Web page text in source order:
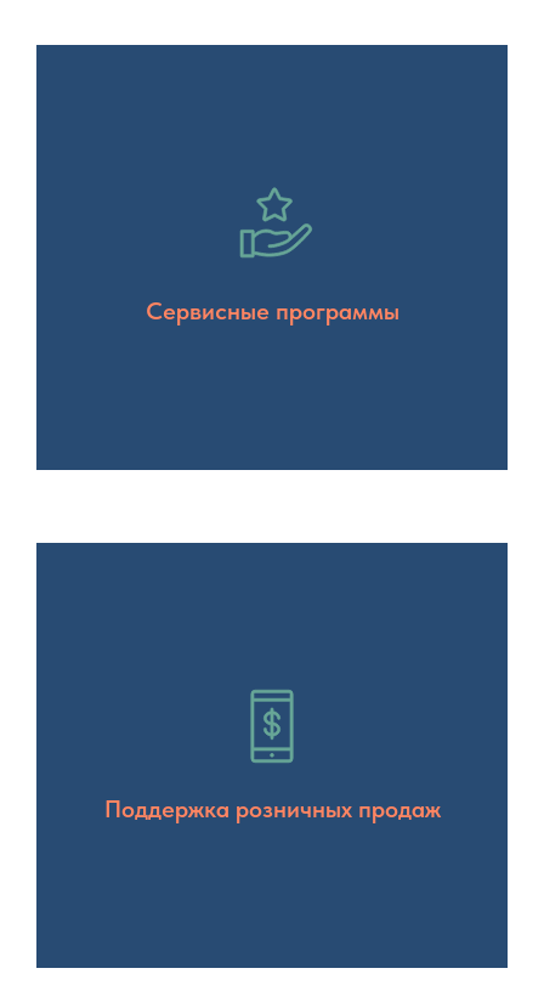
Сервисные программы
Поддержка розничных продаж